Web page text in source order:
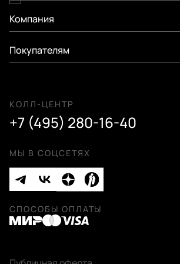
Компания
Покупателям
КОЛЛ-ЦЕНТР
+7 (495) 280-16-40
МЫ В СОЦСЕТЯХ
СПОСОБЫ ОПЛАТЫ